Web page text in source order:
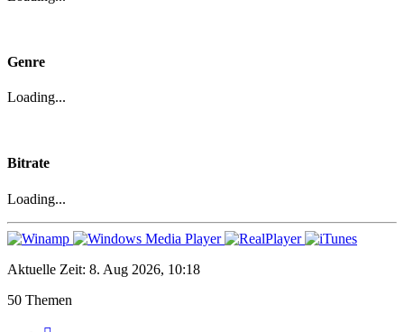
Genre
Loading...
Bitrate
Loading...
Aktuelle Zeit: 8. Aug 2026, 10:18
50 Themen